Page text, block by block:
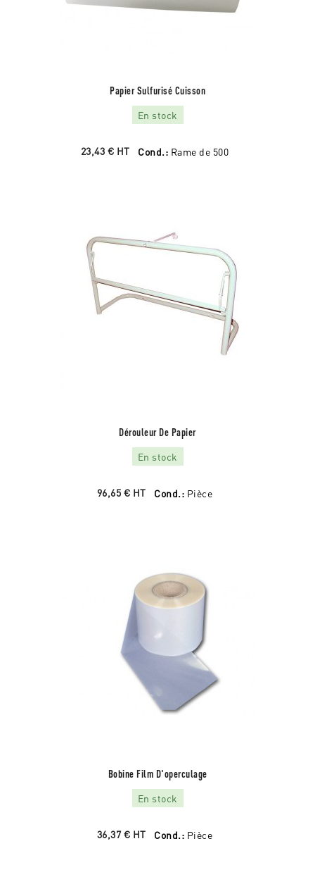
Papier Sulfurisé Cuisson
En stock
23,43 € HT Cond.: Rame de 500
Dérouleur De Papier
En stock
96,65 € HT Cond.: Pièce
Bobine Film D'operculage
En stock
36,37 € HT Cond.: Pièce